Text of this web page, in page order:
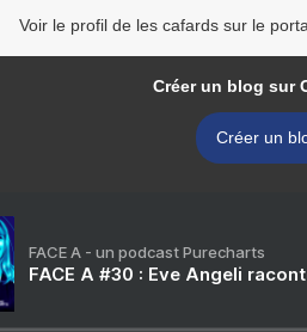
Voir le profil de les cafards sur le
Créer un blog sur
Créer un
FACE A - un podcast Purecharts
FACE A #30 : Eve Angeli